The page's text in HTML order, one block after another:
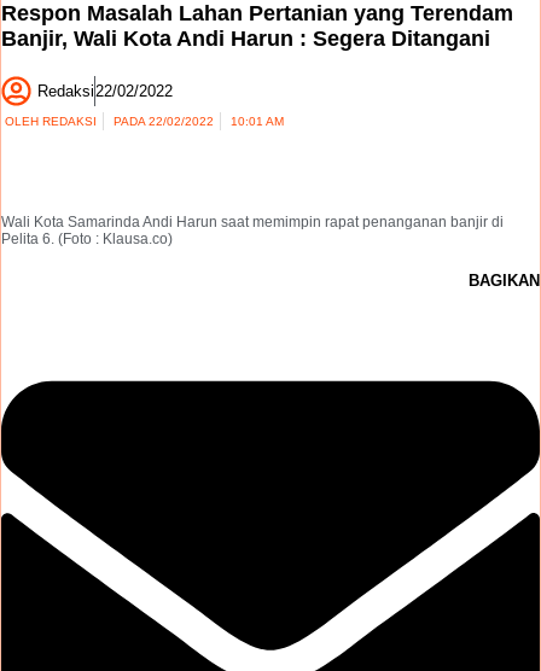
Respon Masalah Lahan Pertanian yang Terendam
Banjir, Wali Kota Andi Harun : Segera Ditangani
Redaksi22/02/2022
OLEH REDAKSI PADA 22/02/2022 10:01 AM
Wali Kota Samarinda Andi Harun saat memimpin rapat penanganan banjir di
Pelita 6. (Foto : Klausa.co)
BAGIKAN